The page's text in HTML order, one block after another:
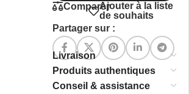
ComparerAjouter à la liste
de souhaits
Partager sur :
Livraison
Produits authentiques
Conseil & assistance